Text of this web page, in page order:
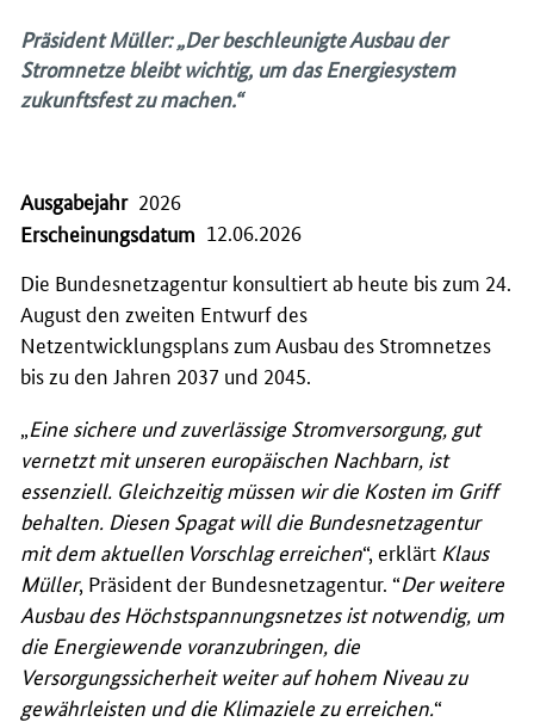
Präsident Müller: „Der beschleunigte Ausbau der
Stromnetze bleibt wichtig, um das Energiesystem
zukunftsfest zu machen.“
Ausgabejahr 2026
Erscheinungsdatum 12.06.2026
Die Bundesnetzagentur konsultiert ab heute bis zum 24.
August den zweiten Entwurf des
Netzentwicklungsplans zum Ausbau des Stromnetzes
bis zu den Jahren 2037 und 2045.
Eine sichere und zuverlässige Stromversorgung, gut
vernetzt mit unseren europäischen Nachbarn, ist
essenziell. Gleichzeitig müssen wir die Kosten im Griff
behalten. Diesen Spagat will die Bundesnetzagentur
mit dem aktuellen Vorschlag erreichen“, erklärt Klaus
Müller, Präsident der Bundesnetzagentur. “Der weitere
Ausbau des Höchstspannungsnetzes ist notwendig, um
die Energiewende voranzubringen, die
Versorgungssicherheit weiter auf hohem Niveau zu
gewährleisten und die Klimaziele zu erreichen“